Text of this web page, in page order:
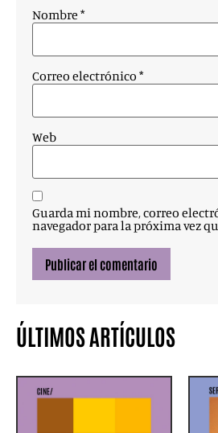
Nombre *
Correo electrónico *
Web
Guarda mi nombre, correo
navegador para la próxima vez
ÚLTIMOS ARTÍCULOS